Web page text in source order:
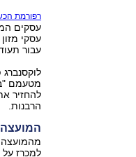
רפורמת
עסקים
עסקי
עבור
מטעמם
להחזיר
הרבנות.
למכרז